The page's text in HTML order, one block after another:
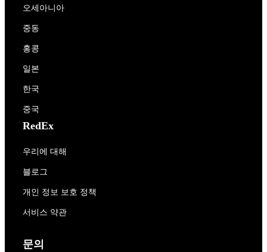
오세아니아
중동
홍콩
일본
한국
중국
RedEx
우리에 대해
블로그
개인 정보 보호 정책
서비스 약관
문의